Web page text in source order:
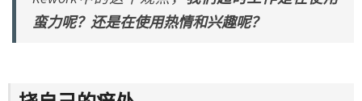
蛮力呢？还是在使用热情和兴趣呢？